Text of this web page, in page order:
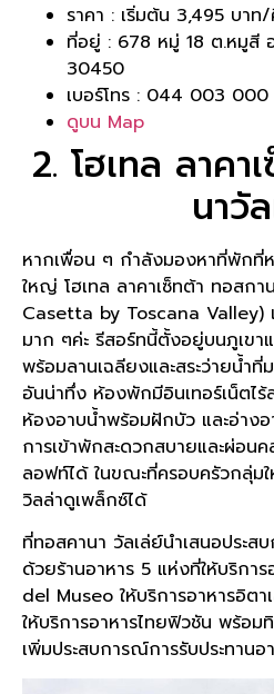
ราคา : เริ่มต้น 3,495 บาท
ที่อยู่ : 678 หมู่ 18 ต.หมูสี
30450
เบอร์โทร : 044 003 000
ดูบน Map
2. โฮเทล ลาคา
นาวั
หากเพื่อน ๆ กำลังมองหาที่พักที่ห
ใหญ่ โฮเทล ลาคาเซ็ทต้า ทอสกา
Casetta by Toscana Valley)
มาก ๆค่ะ รีสอร์ทนี้ตั้งอยู่บนภูเข
พร้อมลานเฉลียงและสระว่ายน้ำ
อันน่าทึ่ง ห้องพักมีอินเทอร์เน็ตไร้
ห้องอาบน้ำพร้อมฝักบัว และอ่าง
การเข้าพักสะดวกสบายและผ่อน
ลอฟท์ได้ ในขณะที่ครอบครัวกลุ่ม
วิลล่าดูเพล็กซ์ได้
ที่ทอสคานา วัลเล่ย์นำเสนอประส
ด้วยร้านอาหาร 5 แห่งที่ให้บริก
del Museo ให้บริการอาหารอิต
ให้บริการอาหารไทยฟิวชัน พร้อม
เพิ่มประสบการณ์การรับประทานอ